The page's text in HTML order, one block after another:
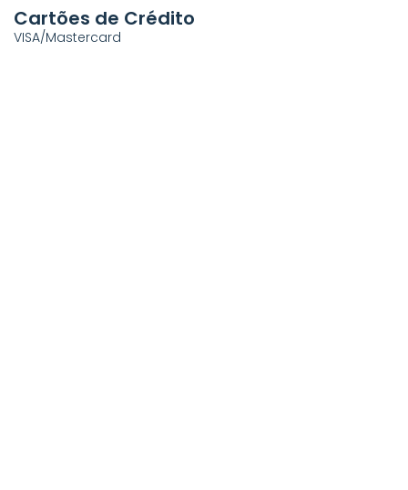
Cartões de Crédito
VISA/Mastercard